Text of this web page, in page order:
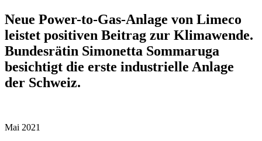
Neue Power-to-Gas-Anlage von Limeco
leistet positiven Beitrag zur Klimawende.
Bundesrätin Simonetta Sommaruga
besichtigt die erste industrielle Anlage
der Schweiz.
Mai 2021